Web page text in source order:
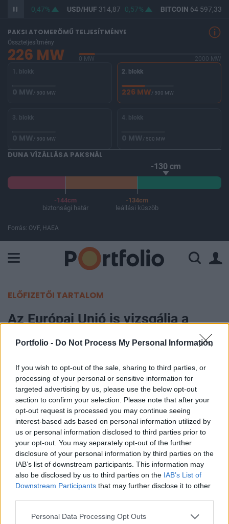
Portfolio - Do Not Process My Personal Information
If you wish to opt-out of the sale, sharing to third parties, or
processing of your personal or sensitive information for
targeted advertising by us, please use the below opt-out
section to confirm your selection. Please note that after your
opt-out request is processed you may continue seeing
interest-based ads based on personal information utilized by
us or personal information disclosed to third parties prior to
your opt-out. You may separately opt-out of the further
disclosure of your personal information by third parties on the
IAB’s list of downstream participants. This information may
also be disclosed by us to third parties on the IAB’s List of
Downstream Participants that may further disclose it to other
Personal Data Processing Opt Outs
363,41 0,47% USD/HUF314,87 0,57% BITCOIN64 597,33
PAKSI ATOMERŐMŰ TELJESÍTMÉNYE
Összteljesítmény
226 MW 0 MW
2000 MW
1. blokk
0 MW/ 500 MW
2. blokk
226 MW/ 500 MW
3. blokk
0 MW/ 500 MW
4. blokk
0 MW/ 500 MW
DUNA VÍZÁLLÁSA PAKSNÁL
-130 cm
-144cm
biztonsági határ
-134cm
leállási küszöb
Forrás: OVF, HAEA
ELŐFIZETŐI TARTALOM
Az Európai Unió is vizsgálja a
legújabb AI-fejlesztés kockázatait
2026. június 14. 16:07
Az Európai Bizottság vizsgálja az Anthropic
mesterségesintelligencia-fejlesztő céget érintő
amerikai exportkorlátozások gyakorlati
következményeit, és hangsúlyozza, hogy az ilyen
intézkedések nem vezethetnek a partnerországok
megkülönböztetéséhez.
Banking Technology 2026Agentic AI, fintech harc és
digitális bankolás - Technológiai és üzleti deep dive banki
topvezetőkkel! November 10-én jön a Portfolio Banking